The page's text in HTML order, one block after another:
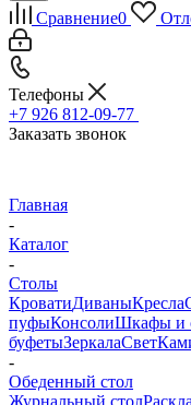
Сравнение0
Телефоны
+7 926 812-09-77
Заказать звонок
Главная
-
Каталог
-
Столы
КроватиДиваныКресла
пуфыКонсолиШкафы и
буфетыЗеркалаСвет
-
Обеденный стол
Журнальный стол